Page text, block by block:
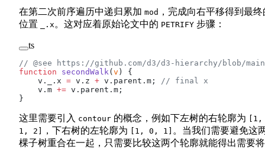
在第二次前序遍历中递归累加 mod ，完成向右平移得到最终
位置
_.x 。这对应着原始论文中的 PETRIFY 步骤：
ts
// @see https://github.com/d3/d3-hierarchy/blob/
function secondWalk (v ) {
    v._.x
= v.z + v.parent.m;
// final x
    v.m
+= v.parent.m;
}
这里需要引入 contour 的概念，例如下左树的右轮廓为 [1,
1, 2]
，下右树的左轮廓为 [1, 0, 1] 。当我们需要避免这
棵子树重合在一起，只需要比较这两个轮廓就能得出需要